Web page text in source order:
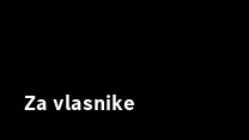
Za vlasnike